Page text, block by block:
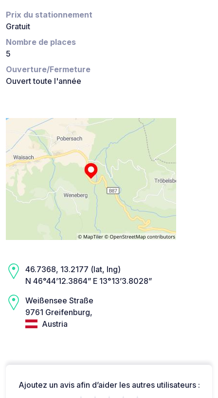
Prix du stationnement
Gratuit
Nombre de places
5
Ouverture/Fermeture
Ouvert toute l'année
46.7368, 13.2177 (lat, lng)
N 46°44’12.3864” E 13°13’3.8028”
Weißensee Straße
9761 Greifenburg,
Austria
Ajoutez un avis afin d’aider les autres utilisateurs :